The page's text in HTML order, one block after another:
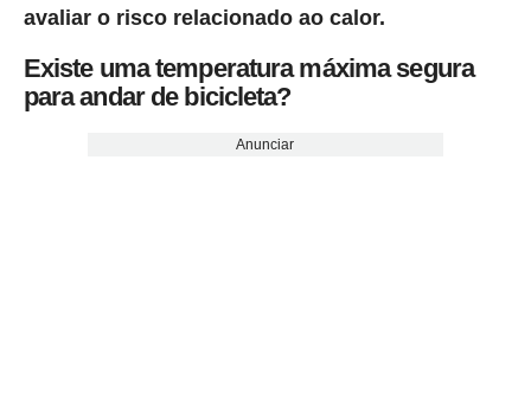
avaliar o risco relacionado ao calor.
Existe uma temperatura máxima segura
para andar de bicicleta?
Anunciar